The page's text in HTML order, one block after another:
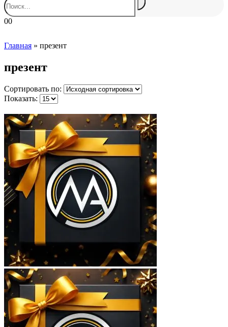
00
Главная » презент
презент
Сортировать по:
Показать: